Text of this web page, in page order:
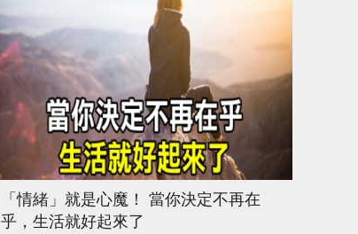
「情緒」就是心魔！ 當你決定不再在
乎，生活就好起來了